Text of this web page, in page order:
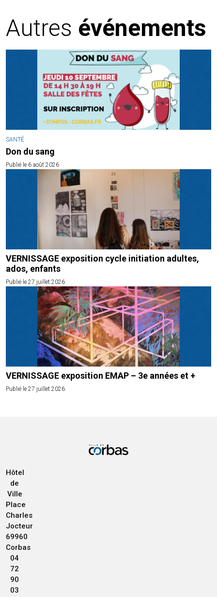
Autres événements
SANTÉ
Don du sang
Publié le 6 août 2026
VERNISSAGE exposition cycle initiation adultes,
ados, enfants
Publié le 27 juillet 2026
VERNISSAGE exposition EMAP – 3e années et +
Publié le 27 juillet 2026
Hôtel
de
Ville
Place
Charles
Jocteur
69960
Corbas
04
72
90
03